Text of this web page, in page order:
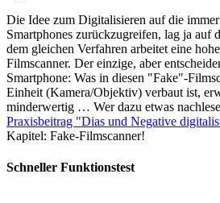
Die Idee zum Digitalisieren auf die immer
Smartphones zurückzugreifen, lag ja auf
dem gleichen Verfahren arbeitet eine
Filmscanner. Der einzige, aber
Smartphone: Was in diesen "Fake"-
Einheit (Kamera/Objektiv) verbaut ist,
minderwertig … Wer dazu etwas
Praxisbeitrag "Dias und Negative
Kapitel: Fake-Filmscanner!
Schneller Funktionstest